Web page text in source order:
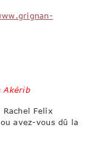
Akérib
Rachel Felix
avez-vous dû la